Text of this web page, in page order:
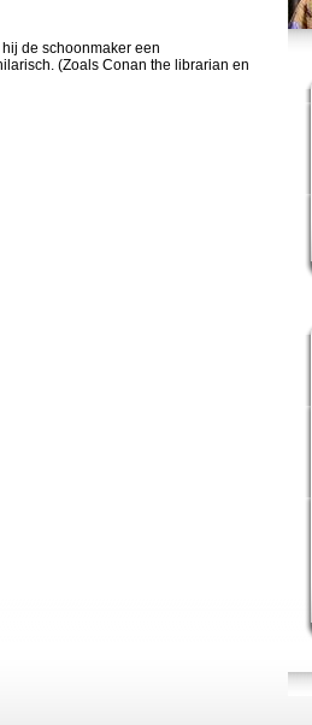
de schoonmaker een
(Zoals Conan the librarian en